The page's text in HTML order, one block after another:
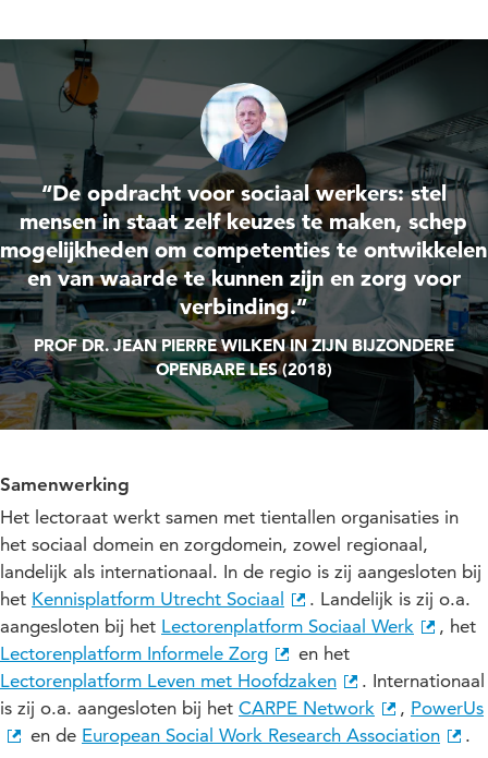
“De opdracht voor sociaal werkers: stel
mensen in staat zelf keuzes te maken, schep
mogelijkheden om competenties te ontwikkelen
en van waarde te kunnen zijn en zorg voor
verbinding.”
PROF DR. JEAN PIERRE WILKEN IN ZIJN BIJZONDERE
OPENBARE LES (2018)
Samenwerking
Het lectoraat werkt samen met tientallen organisaties in
het sociaal domein en zorgdomein, zowel regionaal,
landelijk als internationaal. In de regio is zij aangesloten bij
het Kennisplatform Utrecht Sociaal
. Landelijk is zij o.a.
aangesloten bij het Lectorenplatform Sociaal Werk
, het
Lectorenplatform Informele Zorg
en het
Lectorenplatform Leven met Hoofdzaken
. Internationaal
is zij o.a. aangesloten bij het CARPE Network , PowerUs
en de European Social Work Research Association .